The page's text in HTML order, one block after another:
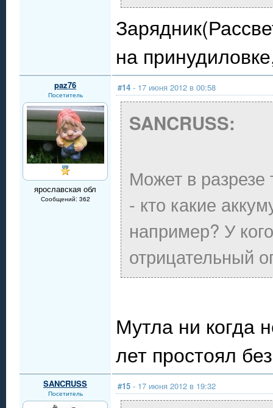
на
paz76
Посетитель
ярославская обл
Сообщений: 362
#14 - 17 июня 2012 в 00:58
SANCRUSS:
Может в разрезе
- кто какие
например? У
отрицательный
Мутла ни когда
лет простоял
SANCRUSS
Посетитель
#15 - 17 июня 2012 в 19:32